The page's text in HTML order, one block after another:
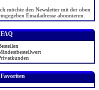
möchte den Newsletter mit der oben
Emailadresse abonnieren.
FAQ
Favoriten